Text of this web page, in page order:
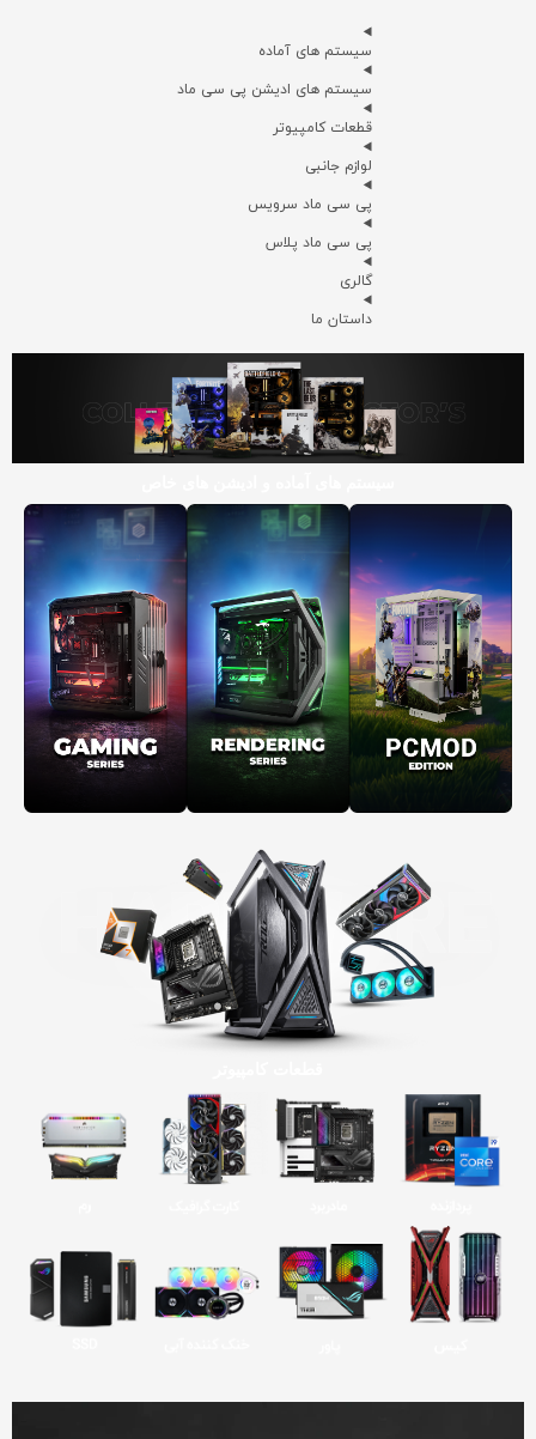
سیستم های آماده
سیستم های ادیشن پی سی ماد
قطعات کامپیوتر
لوازم جانبی
پی سی ماد سرویس
پی سی ماد پلاس
گالری
داستان ما